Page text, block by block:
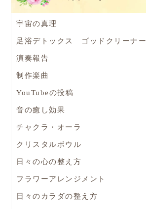
宇宙の真理
足浴デトックス ゴッドクリーナー
演奏報告
制作楽曲
YouTubeの投稿
音の癒し効果
チャクラ・オーラ
クリスタルボウル
日々の心の整え方
フラワーアレンジメント
日々のカラダの整え方